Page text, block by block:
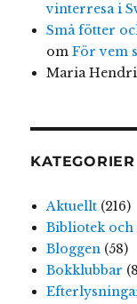
vinterresa i
Små fötter
om För vem
Maria
KATEGORIER
Aktuellt(216)
Bibliotek och
Bloggen(58)
Bokklubbar